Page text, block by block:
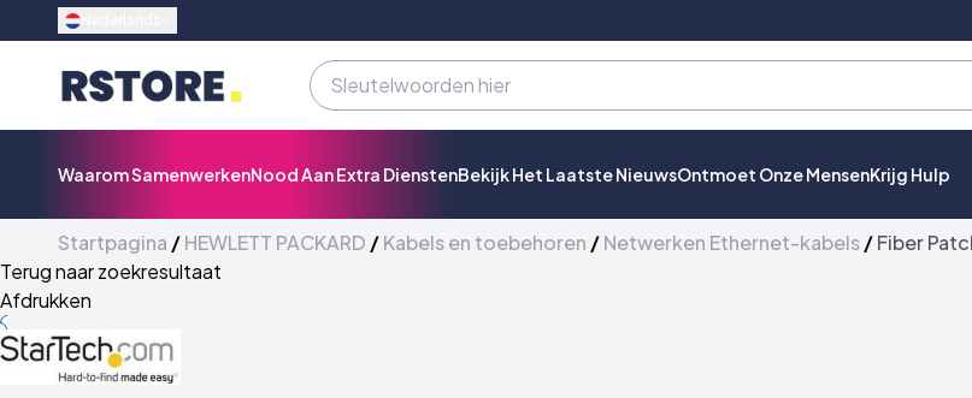
Waarom SamenwerkenNood Aan Extra DienstenBekijk Het Laatste NieuwsOntmoet Onze MensenKrijg Hulp
Startpagina /HEWLETT PACKARD /Kabels en toebehoren /Netwerken Ethernet-kabels/Fiber
Terug naar zoekresultaat
Afdrukken